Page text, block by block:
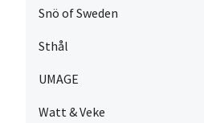
Snö of Sweden
Sthål
UMAGE
Watt & Veke